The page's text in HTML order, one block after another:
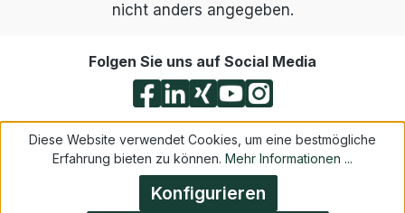
nicht anders angegeben.
Folgen Sie uns auf Social Media
Diese Website verwendet Cookies, um eine bestmögliche
Erfahrung bieten zu können. Mehr Informationen ...
Konfigurieren